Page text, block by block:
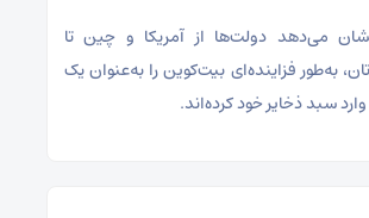
نشان می‌دهد دولت‌ها از آمریکا و چین تا
به‌طور فزاینده‌ای بیت‌کوین را به‌عنوان یک
سبد ذخایر خود کرده‌اند.